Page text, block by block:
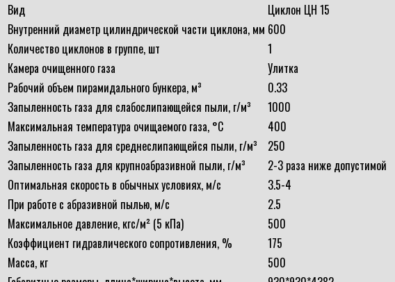
Вид
Циклон ЦН 15
Внутренний диаметр цилиндрической части циклона, мм 600
Количество циклонов в группе, шт
1
Камера очищенного газа
Улитка
Рабочий объем пирамидального бункера, м³
0.33
Запыленность газа для слабослипающейся пыли, г/м³
1000
Максимальная температура очищаемого газа, °С
400
Запыленность газа для среднеслипающейся пыли, г/м³
250
Запыленность газа для крупноабразивной пыли, г/м³
2-3 раза ниже допустимой
Оптимальная скорость в обычных условиях, м/с
3.5-4
При работе с абразивной пылью, м/с
2.5
Максимальное давление, кгс/м² (5 кПа)
500
Коэффициент гидравлического сопротивления, %
175
Масса, кг
500